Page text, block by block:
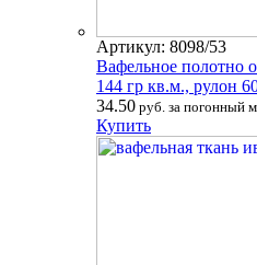
Артикул: 8098/53
Вафельное полотно
144 гр кв.м., рулон
34.50 руб. за погонный
Купить